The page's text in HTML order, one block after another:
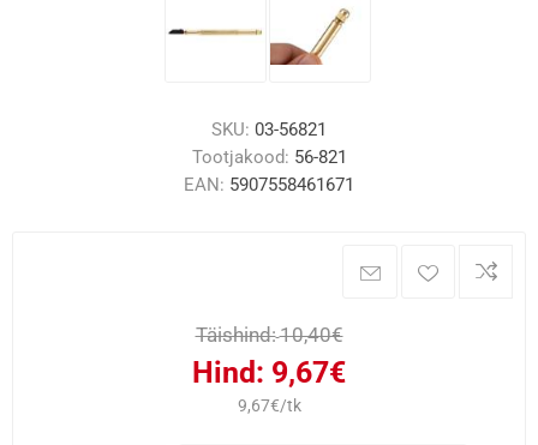
SKU: 03-56821
Tootjakood: 56-821
EAN: 5907558461671
Täishind:10,40€
Hind: 9,67€
9,67€/tk